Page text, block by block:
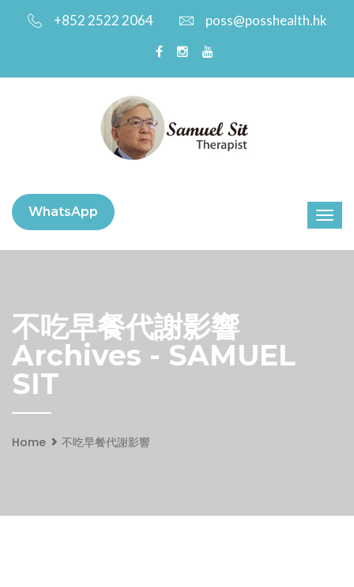
+852 2522 2064 poss@posshealth.hk
WhatsApp
不吃早餐代謝影響
Archives - SAMUEL
SIT
Home 不吃早餐代謝影響